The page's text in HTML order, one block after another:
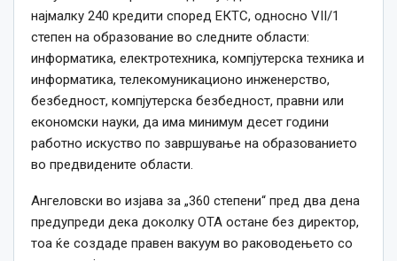
најмалку 240 кредити според ЕКТС, односно VII/1
степен на образование во следните области:
информатика, електротехника, компјутерска техника и
информатика, телекомуникационо инженерство,
безбедност, компјутерска безбедност, правни или
економски науки, да има минимум десет години
работно искуство по завршување на образованието
во предвидените области.
Ангеловски во изјава за „360 степени“ пред два дена
предупреди дека доколку ОТА остане без директор,
тоа ќе создаде правен вакуум во раководењето со